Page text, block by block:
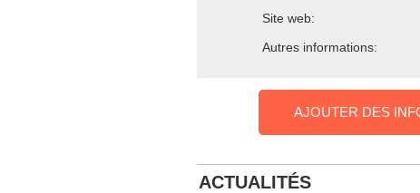
Site web:
Autres informations:
AJOUTER DES
ACTUALITÉS